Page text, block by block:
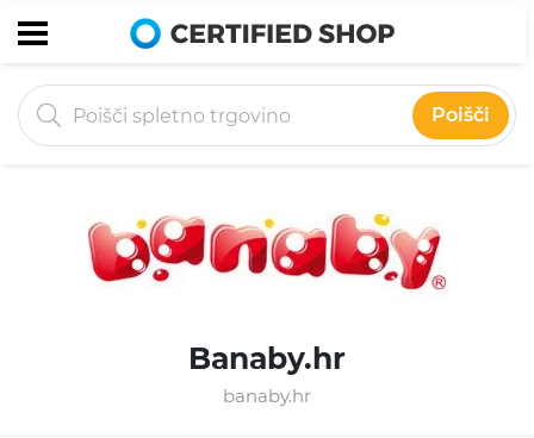
Poišči
Banaby.hr
banaby.hr